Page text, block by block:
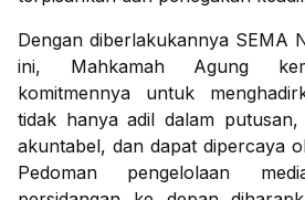
Dengan diberlakukannya SEMA
ini, Mahkamah Agung
komitmennya untuk
tidak hanya adil dalam
akuntabel, dan dapat dipercaya
Pedoman pengelolaan